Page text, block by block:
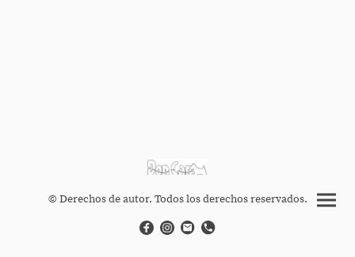
© Derechos de autor. Todos los derechos reservados.